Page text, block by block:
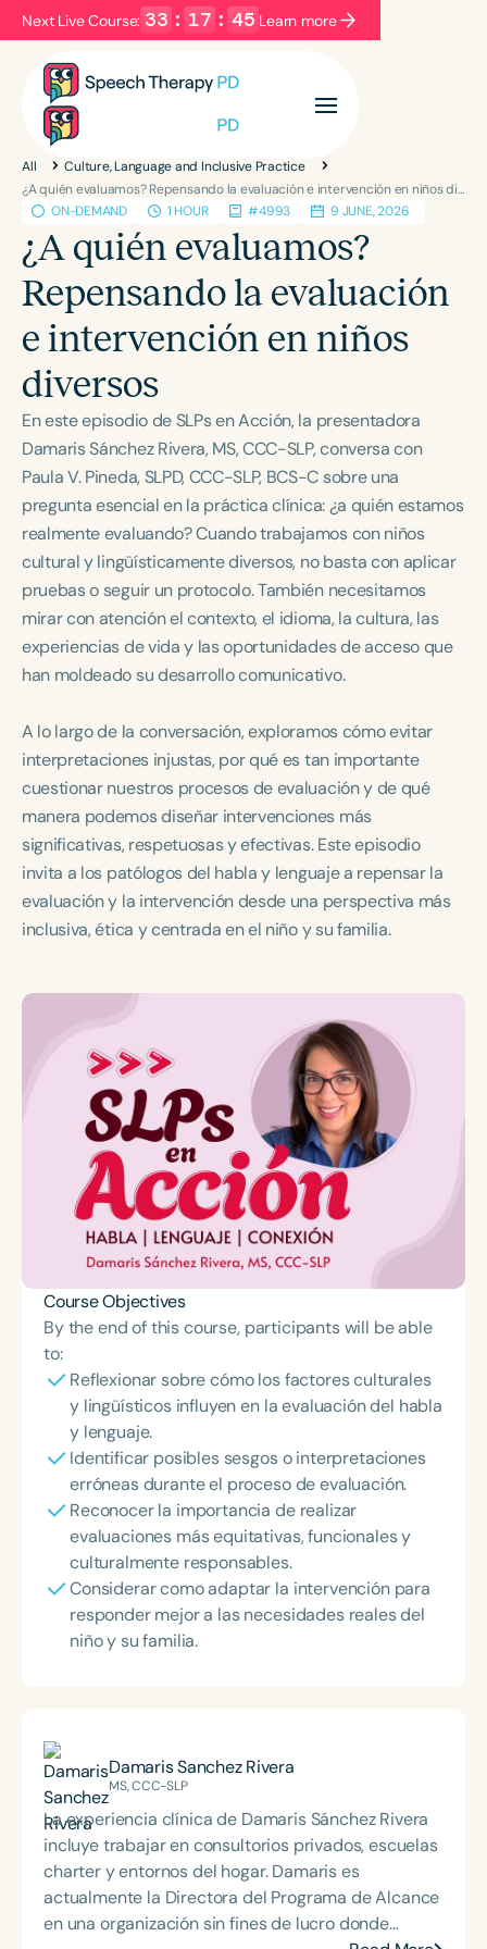
Next Live Course: 33 : 17 : 45 Learn more
Filters Categories
Series Certificates
Language
English Español
Course Level
Population
Infants/Toddlers
Preschool
School-Aged
Young Adults Adults
Course Duration
h
All
Culture, Language and Inclusive Practice
¿A quién evaluamos? Repensando la evaluación e intervención en niños diversos
ON-DEMAND
1 HOUR #4993 9 JUNE, 2026
¿A quién evaluamos?
Repensando la evaluación
e intervención en niños
diversos
En este episodio de SLPs en Acción, la presentadora
Damaris Sánchez Rivera, MS, CCC-SLP, conversa con
Paula V. Pineda, SLPD, CCC-SLP, BCS-C sobre una
pregunta esencial en la práctica clínica: ¿a quién estamos
realmente evaluando? Cuando trabajamos con niños
cultural y lingüísticamente diversos, no basta con aplicar
pruebas o seguir un protocolo. También necesitamos
mirar con atención el contexto, el idioma, la cultura, las
experiencias de vida y las oportunidades de acceso que
han moldeado su desarrollo comunicativo.
A lo largo de la conversación, exploramos cómo evitar
interpretaciones injustas, por qué es tan importante
cuestionar nuestros procesos de evaluación y de qué
manera podemos diseñar intervenciones más
significativas, respetuosas y efectivas. Este episodio
invita a los patólogos del habla y lenguaje a repensar la
evaluación y la intervención desde una perspectiva más
inclusiva, ética y centrada en el niño y su familia.
Course Objectives
By the end of this course, participants will be able
to:
Reflexionar sobre cómo los factores culturales
y lingüísticos influyen en la evaluación del habla
y lenguaje.
Identificar posibles sesgos o interpretaciones
erróneas durante el proceso de evaluación.
Reconocer la importancia de realizar
evaluaciones más equitativas, funcionales y
culturalmente responsables.
Considerar como adaptar la intervención para
responder mejor a las necesidades reales del
niño y su familia.
Damaris Sanchez Rivera
MS, CCC-SLP
La experiencia clínica de Damaris Sánchez Rivera
incluye trabajar en consultorios privados, escuelas
charter y entornos del hogar. Damaris es
actualmente la Directora del Programa de Alcance
en una organización sin fines de lucro donde